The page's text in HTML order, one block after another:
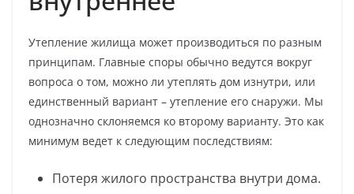
Утепление жилища может производиться по разным
принципам. Главные споры обычно ведутся вокруг
вопроса о том, можно ли утеплять дом изнутри, или
единственный вариант – утепление его снаружи. Мы
однозначно склоняемся ко второму варианту. Это как
минимум ведет к следующим последствиям:
Потеря жилого пространства внутри дома.